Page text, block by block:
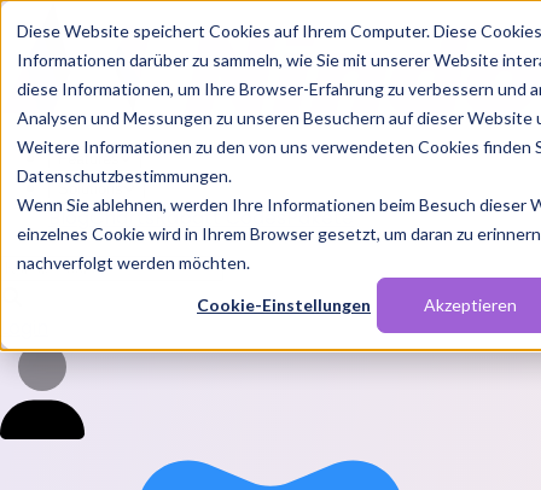
Diese Website speichert Cookies auf Ihrem Computer. Diese
Informationen darüber zu sammeln, wie Sie mit unserer Website
diese Informationen, um Ihre Browser-Erfahrung zu verbessern und
Analysen und Messungen zu unseren Besuchern auf dieser Website
Weitere Informationen zu den von uns verwendeten Cookies finden
Datenschutzbestimmungen.
Wenn Sie ablehnen, werden Ihre Informationen beim Besuch dieser
einzelnes Cookie wird in Ihrem Browser gesetzt, um daran zu
nachverfolgt werden möchten.
Cookie-Einstellungen Akzeptieren
Features
Solutions
BlogChartsRabatt CodesPakete